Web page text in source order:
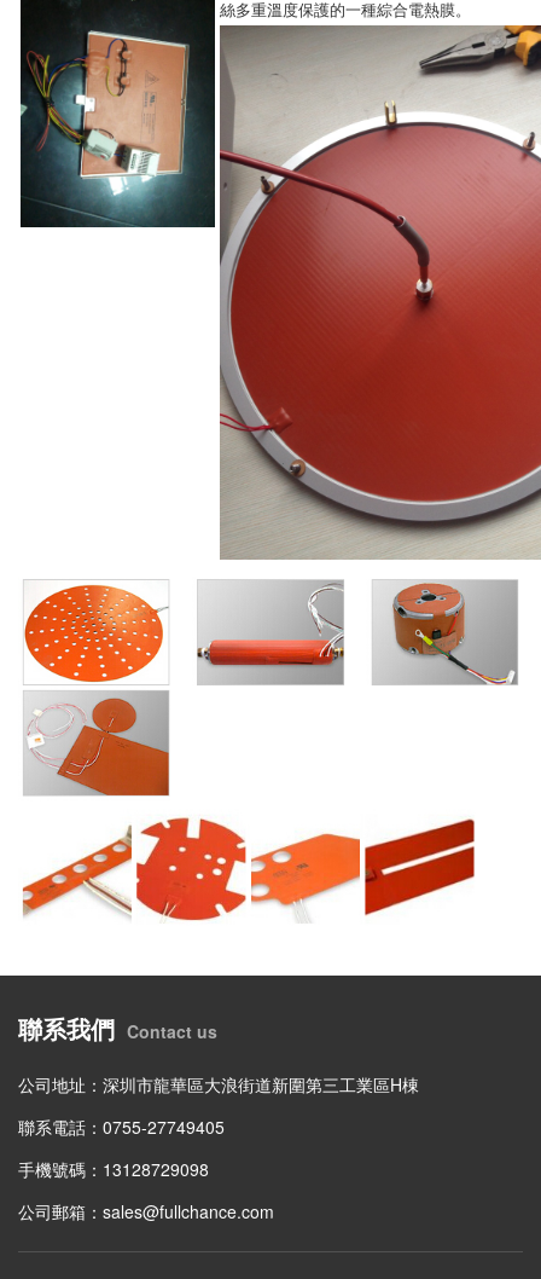
絲多重溫度保護的一種綜合電熱膜。
聯系我們 Contact us
公司地址：深圳市龍華區大浪街道新圍第三工業區H棟
聯系電話：0755-27749405
手機號碼：13128729098
公司郵箱：sales@fullchance.com